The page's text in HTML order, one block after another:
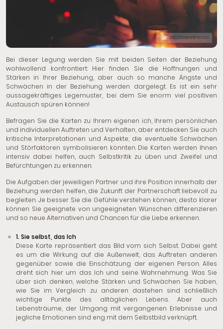
© Nd3000 | Dreamstime.com
Bei dieser Legung werden Sie mit beiden Seiten der Beziehung
wohlwollend konfrontiert: Hier finden Sie die Hoffnungen und
Stärken in Ihrer Beziehung, aber auch so manche Ängste und
Schwächen in der Beziehung werden dargelegt. Es ist ein sehr
aussagekräftiges Legemuster, bei dem Sie enorm viel positiven
Austausch spüren können!
Befragen Sie die Karten zu Ihrem eigenen ich, Ihrem persönlichen
und individuellen Auftreten und Verhalten, aber entdecken Sie auch
kritische Interpretationen und Aspekte, die eventuelle Schwächen
und Störfaktoren symbolisieren könnten. Die Karten werden Ihnen
intensiv dabei helfen, auch Selbstkritik zu üben und Zweifel und
Befürchtungen zu erkennen.
Die Aufgaben der jeweiligen Partner und ihre Position innerhalb der
Beziehung werden helfen, die Zukunft der Partnerschaft liebevoll zu
begleiten. Je besser Sie die Gefühle verstehen können, desto klarer
können Sie geeignete von ungeeigneten Wünschen differenzieren
und so neue Alternativen und Chancen für die Liebe erkennen.
1. Sie selbst, das Ich
Diese Karte repräsentiert das Bild vom sich Selbst. Dabei geht
es um die Wirkung auf die Außenwelt, das Auftreten anderen
gegenüber sowie die Einschätzung der eigenen Person. Alles
dreht sich hier um das Ich und seine Wahrnehmung. Was Sie
über sich denken, welche Stärken und Schwächen Sie haben,
wie Sie im Vergleich zu anderen dastehen sind schließlich
wichtige Punkte des alltäglichen Lebens. Aber auch
Lebensträume, der Umgang mit vergangenen Erlebnisse und
jegliche Emotionen sind eng mit dem Selbstbild verknüpft.